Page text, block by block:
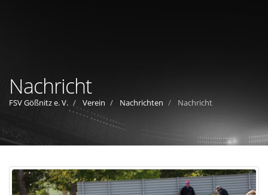
Nachricht
FSV Gößnitz e. V. Verein Nachrichten Nachricht